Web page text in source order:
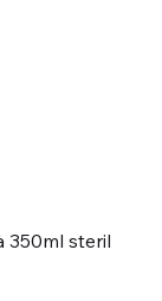
350ml steril